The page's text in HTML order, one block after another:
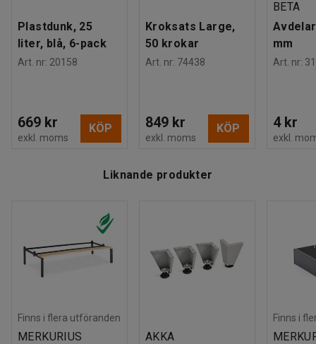
Plastdunk, 25
liter, blå, 6-pack
Art. nr: 20158
669 kr
exkl. moms
KÖP
Kroksats Large,
50 krokar
Art. nr: 74438
849 kr
exkl. moms
KÖP
BETA
mm
Art. nr:
4 kr
exkl.
Liknande produkter
Finns i flera utföranden
MERKURIUS
AKKA
Finns i